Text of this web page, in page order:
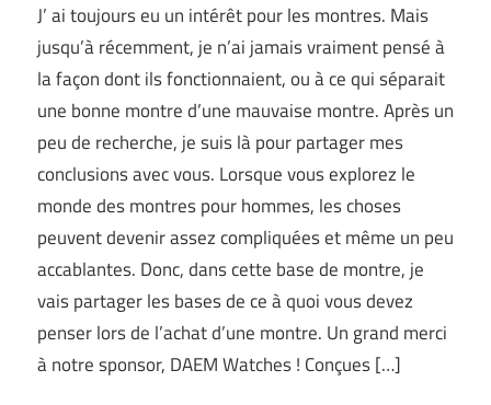
J’ ai toujours eu un intérêt pour les montres. Mais
jusqu’à récemment, je n’ai jamais vraiment pensé à
la façon dont ils fonctionnaient, ou à ce qui séparait
une bonne montre d’une mauvaise montre. Après un
peu de recherche, je suis là pour partager mes
conclusions avec vous. Lorsque vous explorez le
monde des montres pour hommes, les choses
peuvent devenir assez compliquées et même un peu
accablantes. Donc, dans cette base de montre, je
vais partager les bases de ce à quoi vous devez
penser lors de l’achat d’une montre. Un grand merci
à notre sponsor, DAEM Watches ! Conçues […]